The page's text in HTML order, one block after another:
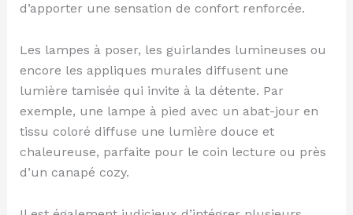
d’apporter une sensation de confort renforcée.
Les lampes à poser, les guirlandes lumineuses ou
encore les appliques murales diffusent une
lumière tamisée qui invite à la détente. Par
exemple, une lampe à pied avec un abat-jour en
tissu coloré diffuse une lumière douce et
chaleureuse, parfaite pour le coin lecture ou près
d’un canapé cozy.